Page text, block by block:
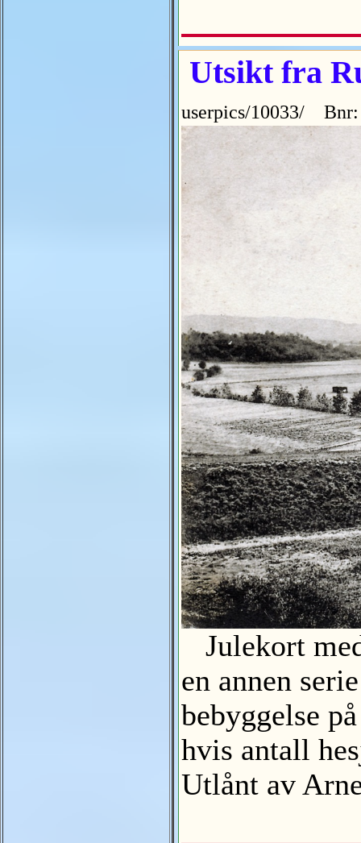
Utsikt fra
userpics/10033/ Bnr:
Julekort
en annen
bebyggelse
hvis antall
Utlånt av